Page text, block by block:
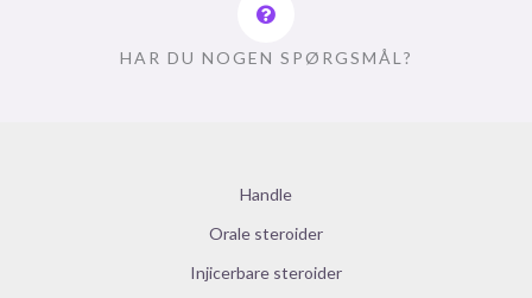
HAR DU NOGEN SPØRGSMÅL?
Handle
Orale steroider
Injicerbare steroider